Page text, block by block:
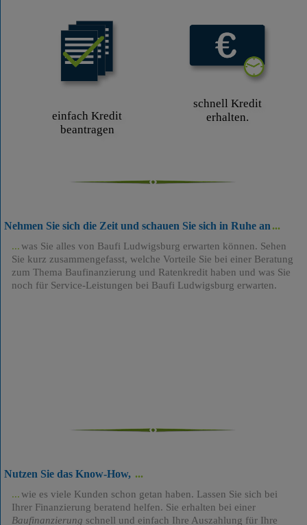
einfach Kredit
beantragen
schnell Kredit
erhalten.
Nehmen Sie sich die Zeit und schauen Sie sich in Ruhe an
was Sie alles von Baufi Ludwigsburg erwarten können. Sehen
Sie kurz zusammengefasst, welche Vorteile Sie bei einer Beratung
zum Thema Baufinanzierung und Ratenkredit haben und was Sie
noch für Service-Leistungen bei Baufi Ludwigsburg erwarten.
Nutzen Sie das Know-How,
wie es viele Kunden schon getan haben. Lassen Sie sich bei
Ihrer Finanzierung beratend helfen. Sie erhalten bei einer
Baufinanzierung schnell und einfach Ihre Auszahlung für Ihre